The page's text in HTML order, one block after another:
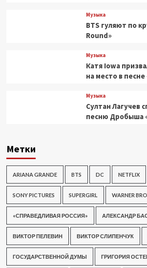
Музыка
BTS гуляют по
Round»
Музыка
Катя Iowa
на место в
Музыка
Султан Лагучев
песню Дробыша
Метки
ARIANA GRANDE BTS DC NETFLIX
SONY PICTURES SUPERGIRL WARNER
«СПРАВЕДЛИВАЯ РОССИЯ» АЛЕКСАНДР
ВИКТОР ПЕЛЕВИН ВИКТОР СЛИПЕНЧУК
ГОСУДАРСТВЕННОЙ ДУМЫ ГРИГОРИЯ